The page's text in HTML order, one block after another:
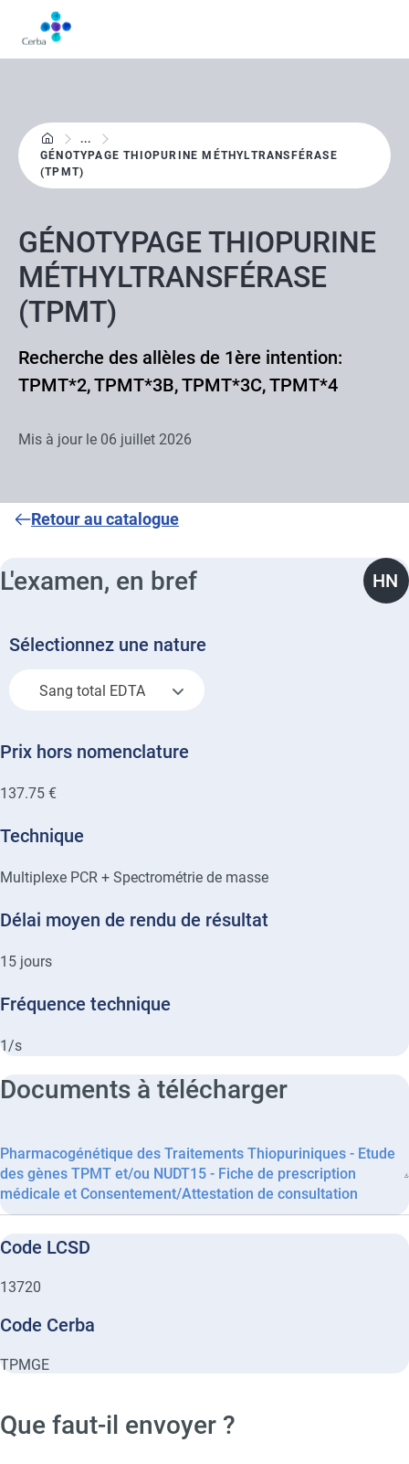
contenu
principal
...
GÉNOTYPAGE THIOPURINE MÉTHYLTRANSFÉRASE
(TPMT)
GÉNOTYPAGE THIOPURINE
MÉTHYLTRANSFÉRASE
(TPMT)
Recherche des allèles de 1ère intention:
TPMT*2, TPMT*3B, TPMT*3C, TPMT*4
Mis à jour le 06 juillet 2026
Retour au catalogue
L'examen, en bref HN
Sélectionnez une nature
Sang total EDTA
Prix hors nomenclature
137.75 €
Technique
Multiplexe PCR + Spectrométrie de masse
Délai moyen de rendu de résultat
15 jours
Fréquence technique
1/s
Documents à télécharger
Pharmacogénétique des Traitements Thiopuriniques - Etude
des gènes TPMT et/ou NUDT15 - Fiche de prescription
médicale et Consentement/Attestation de consultation
Code LCSD
13720
Code Cerba
TPMGE
Que faut-il envoyer ?